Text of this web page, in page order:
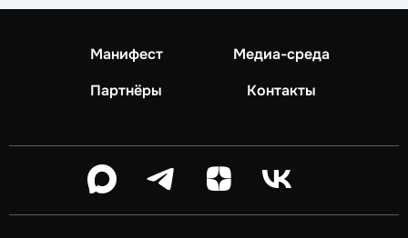
Манифест
Медиа-среда
Партнёры
Контакты